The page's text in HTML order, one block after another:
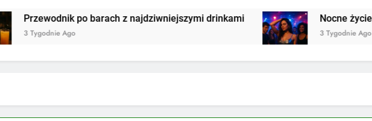
Przewodnik po barach z najdziwniejszymi drinkami
3 Tygodnie Ago
Nocne życie we
3 Tygodnie Ago